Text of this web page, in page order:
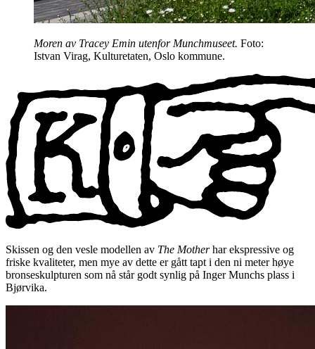
Moren av Tracey Emin utenfor Munchmuseet. Foto:
Istvan Virag, Kulturetaten, Oslo kommune.
Skissen og den vesle modellen av The Motherhar ekspressive og
friske kvaliteter, men mye av dette er gått tapt i den ni meter høye
bronseskulpturen som nå står godt synlig på Inger Munchs plass i
Bjørvika.